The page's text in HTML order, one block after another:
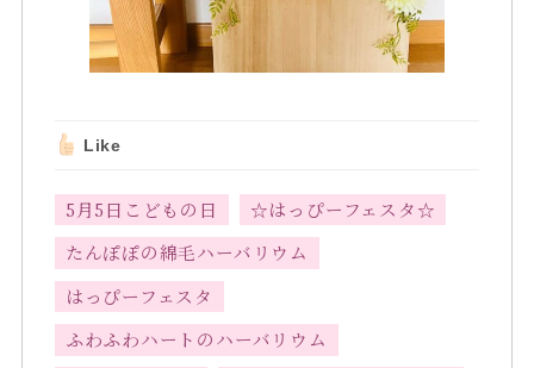
Like
5月5日こどもの日
☆はっぴーフェスタ☆
たんぽぽの綿毛ハーバリウム
はっぴーフェスタ
ふわふわハートのハーバリウム